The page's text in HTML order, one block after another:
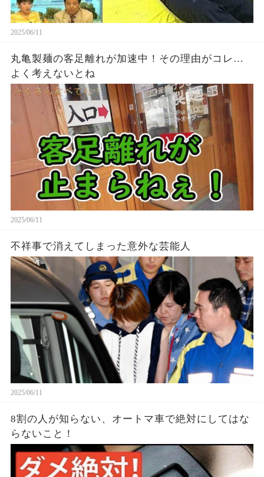
2025/06/11
丸亀製麺の客足離れが加速中！その理由がコレ…
よく考えないとね
2025/06/11
不祥事で消えてしまった意外な芸能人
2025/06/11
8割の人が知らない、オートマ車で絶対にしてはな
らないこと！